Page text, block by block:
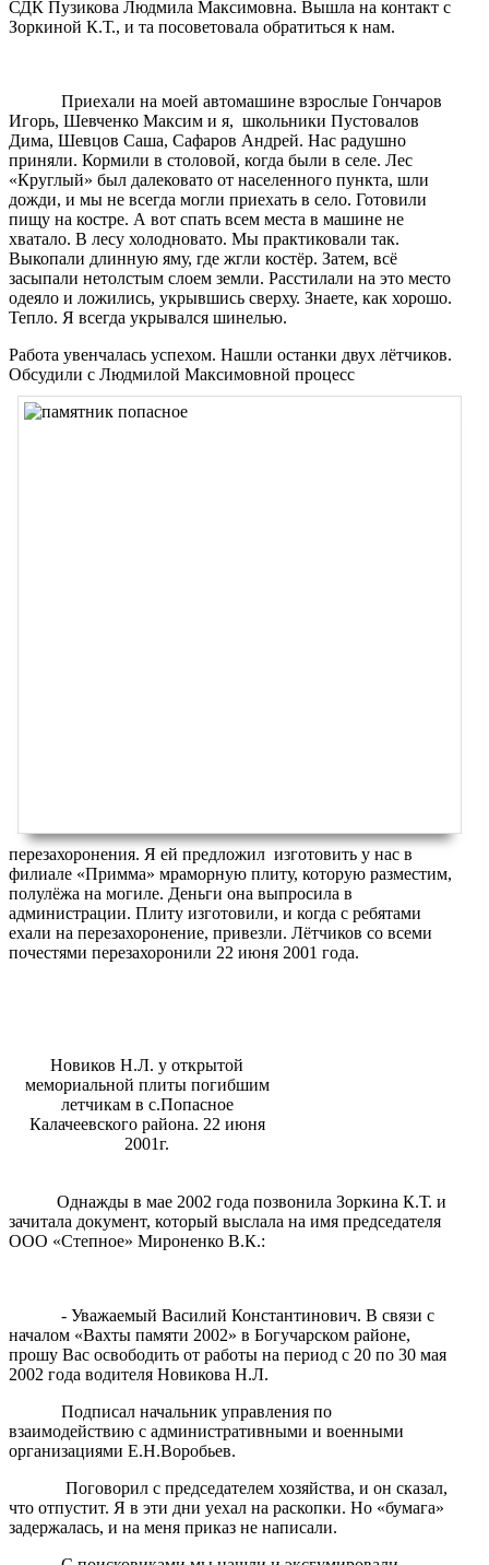
СДК Пузикова Людмила Максимовна. Вышла на контакт с
Зоркиной К.Т., и та посоветовала обратиться к нам.
Приехали на моей автомашине взрослые Гончаров
Игорь, Шевченко Максим и я, школьники Пустовалов
Дима, Шевцов Саша, Сафаров Андрей. Нас радушно
приняли. Кормили в столовой, когда были в селе. Лес
«Круглый» был далековато от населенного пункта, шли
дожди, и мы не всегда могли приехать в село. Готовили
пищу на костре. А вот спать всем места в машине не
хватало. В лесу холодновато. Мы практиковали так.
Выкопали длинную яму, где жгли костёр. Затем, всё
засыпали нетолстым слоем земли. Расстилали на это место
одеяло и ложились, укрывшись сверху. Знаете, как хорошо.
Тепло. Я всегда укрывался шинелью.
Работа увенчалась успехом. Нашли останки двух лётчиков.
Обсудили с Людмилой Максимовной процесс
перезахоронения. Я ей предложил изготовить у нас в
филиале «Примма» мраморную плиту, которую разместим,
полулёжа на могиле. Деньги она выпросила в
администрации. Плиту изготовили, и когда с ребятами
ехали на перезахоронение, привезли. Лётчиков со всеми
почестями перезахоронили 22 июня 2001 года.
Новиков Н.Л. у открытой
мемориальной плиты погибшим
летчикам в с.Попасное
Калачеевского района. 22 июня
2001г.
Однажды в мае 2002 года позвонила Зоркина К.Т. и
зачитала документ, который выслала на имя председателя
ООО «Степное» Мироненко В.К.:
- Уважаемый Василий Константинович. В связи с
началом «Вахты памяти 2002» в Богучарском районе,
прошу Вас освободить от работы на период с 20 по 30 мая
2002 года водителя Новикова Н.Л.
Подписал начальник управления по
взаимодействию с административными и военными
организациями Е.Н.Воробьев.
Поговорил с председателем хозяйства, и он сказал,
что отпустит. Я в эти дни уехал на раскопки. Но «бумага»
задержалась, и на меня приказ не написали.